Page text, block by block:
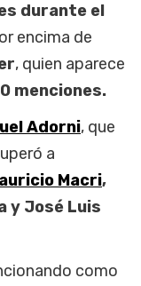
durante el
encima de
, quien aparece
menciones.
Adorni, que
a
Macri,
y José Luis
como